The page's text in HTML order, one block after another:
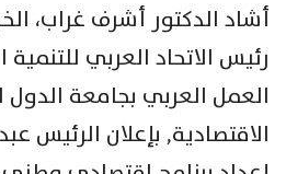
أشاد الدكتور أشرف غراب،
رئيس الاتحاد العربي
العمل العربي بجامعة الدول
الاقتصادية, بإعلان الرئيس